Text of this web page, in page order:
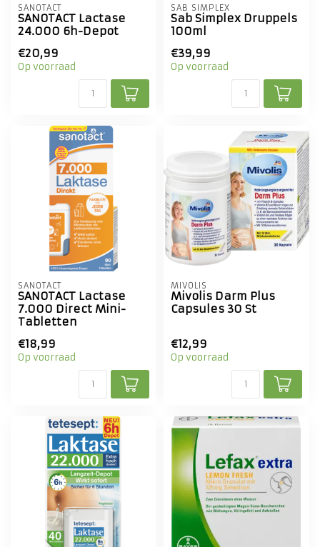
SANOTACT
SANOTACT Lactase
24.000 6h-Depot
€20,99
Op voorraad
SAB SIMPLEX
Sab Simplex Druppels
100ml
€39,99
Op voorraad
SANOTACT
SANOTACT Lactase
7.000 Direct Mini-
Tabletten
€18,99
Op voorraad
MIVOLIS
Mivolis Darm Plus
Capsules 30 St
€12,99
Op voorraad